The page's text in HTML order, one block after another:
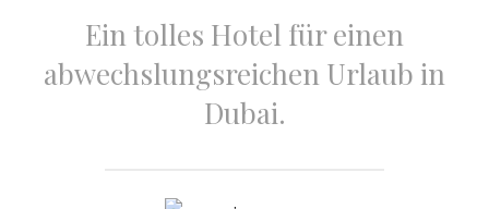
Ein tolles Hotel für einen
abwechslungsreichen Urlaub in
Dubai.